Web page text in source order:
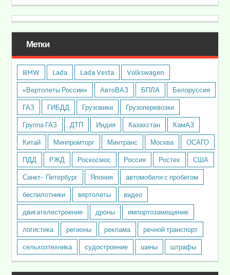
Метки
BMW Lada Lada Vesta
Volkswagen
«Вертолеты России»
АвтоВАЗ БПЛА
Белоруссия
ГАЗ
ГИБДД Грузовики
Грузоперевозки
Группа ГАЗ
ДТП Индия Казахстан
КамАЗ
Китай
Минпромторг Минтранс Москва
ОСАГО
ПДД
РЖД Роскосмос Россия Ростех
США
Санкт- Петербург
Япония
автомобили с пробегом
беспилотники
вертолеты
видео
двигателестроение
дроны
импортозамещение
логистика
регионы реклама
речной транспорт
сельхозтехника
судостроение шины штрафы